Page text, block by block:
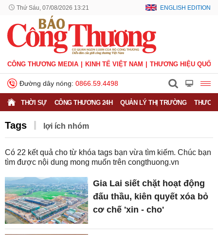
Thứ Sáu, 07/08/2026 13:21 ENGLISH EDITION
CÔNG THƯƠNG MEDIA KINH TẾ VIỆT NAM THƯƠNG HIỆU QUỐC
Đường dây nóng: 0866.59.4498
THỜI SỰ CÔNG THƯƠNG 24H QUẢN LÝ THỊ TRƯỜNG
Tags lợi ích nhóm
Có 22 kết quả cho từ khóa tags bạn vừa tìm kiếm. Chúc bạn
tìm được nội dung mong muốn trên congthuong.vn
Gia Lai siết chặt hoạt động
đấu thầu, kiên quyết xóa bỏ
cơ chế 'xin - cho'